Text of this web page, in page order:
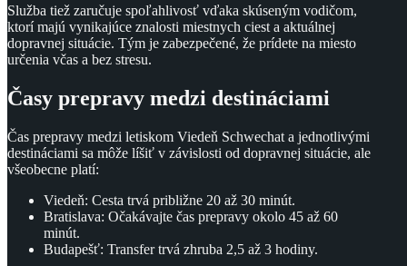
Služba tiež zaručuje spoľahlivosť vďaka skúseným vodičom,
ktorí majú vynikajúce znalosti miestnych ciest a aktuálnej
dopravnej situácie. Tým je zabezpečené, že prídete na miesto
určenia včas a bez stresu.
Časy prepravy medzi destináciami
Čas prepravy medzi letiskom Viedeň Schwechat a jednotlivými
destináciami sa môže líšiť v závislosti od dopravnej situácie, ale
všeobecne platí:
Viedeň: Cesta trvá približne 20 až 30 minút.
Bratislava: Očakávajte čas prepravy okolo 45 až 60
minút.
Budapešť: Transfer trvá zhruba 2,5 až 3 hodiny.